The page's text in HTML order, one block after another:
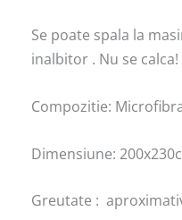
Se poate spala la
inalbitor . Nu se calca!
Compozitie:
Dimensiune:
Greutate :